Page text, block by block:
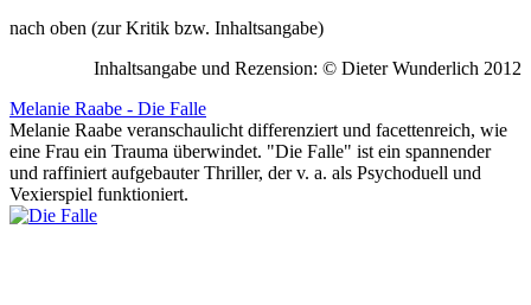
nach oben (zur Kritik bzw. Inhaltsangabe)
Inhaltsangabe und Rezension: © Dieter Wunderlich 2012
Melanie Raabe - Die Falle
Melanie Raabe veranschaulicht differenziert und facettenreich, wie
eine Frau ein Trauma überwindet. "Die Falle" ist ein spannender
und raffiniert aufgebauter Thriller, der v. a. als Psychoduell und
Vexierspiel funktioniert.